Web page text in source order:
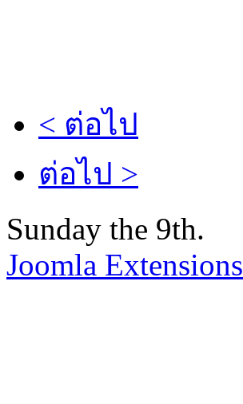
< ต่อไป
ต่อไป >
Sunday the 9th.
Joomla Extensions